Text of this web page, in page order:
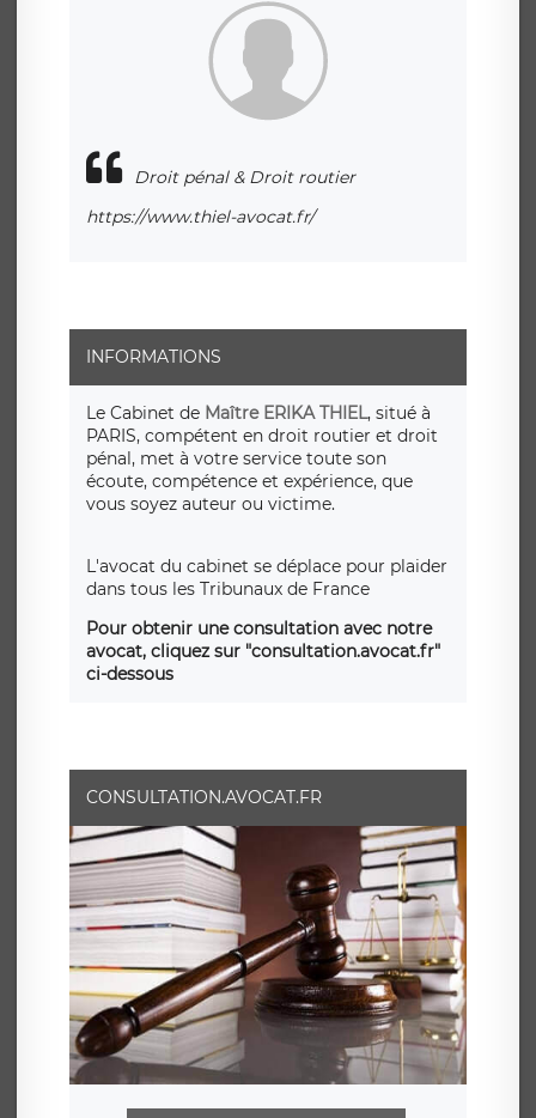
Droit pénal & Droit routier
https://www.thiel-avocat.fr/
INFORMATIONS
Le Cabinet de Maître ERIKA THIEL, situé à
PARIS, compétent en droit routier et droit
pénal, met à votre service toute son
écoute, compétence et expérience, que
vous soyez auteur ou victime.
L'avocat du cabinet se déplace pour plaider
dans tous les Tribunaux de France
Pour obtenir une consultation avec notre
avocat, cliquez sur "consultation.avocat.fr"
ci-dessous
CONSULTATION.AVOCAT.FR